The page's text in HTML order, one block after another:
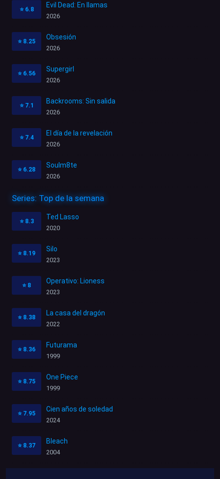
⭐ 6.8
Evil Dead: En llamas
2026
⭐ 8.25
Obsesión
2026
⭐ 6.56
Supergirl
2026
⭐ 7.1
Backrooms: Sin salida
2026
⭐ 7.4
El día de la revelación
2026
⭐ 6.28
Soulm8te
2026
Series: Top de la semana
⭐ 8.3
Ted Lasso
2020
⭐ 8.19
Silo
2023
⭐ 8
Operativo: Lioness
2023
⭐ 8.38
La casa del dragón
2022
⭐ 8.36
Futurama
1999
⭐ 8.75
One Piece
1999
⭐ 7.95
Cien años de soledad
2024
⭐ 8.37
Bleach
2004